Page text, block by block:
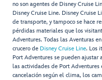
no son agentes de Disney Cruise
Disney Cruise Line. Disney Cruise
de transporte, y tampoco se hace
pérdidas materiales que los
Adventures. Todas las Aventuras
crucero de Disney Cruise Line. Los
Port Adventures se pueden ajustar
las actividades de Port
cancelación según el clima, los